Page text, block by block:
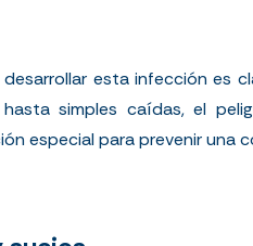
esta infección es
simples caídas, el
especial para prevenir una